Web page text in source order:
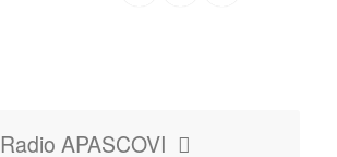
Radio APASCOVI